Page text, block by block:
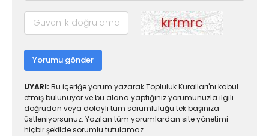
Yorumu gönder
UYARI: Bu içeriğe yorum yazarak Topluluk Kuralları'nı kabul
etmiş bulunuyor ve bu alana yaptığınız yorumunuzla ilgili
doğrudan veya dolaylı tüm sorumluluğu tek başınıza
üstleniyorsunuz. Yazılan tüm yorumlardan site yönetimi
hiçbir şekilde sorumlu tutulamaz.